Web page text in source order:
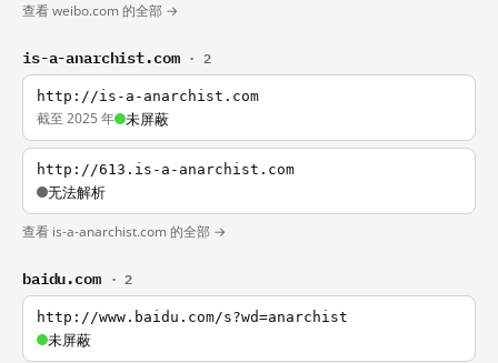
查看 weibo.com 的全部 →
is-a-anarchist.com · 2
http://is-a-anarchist.com
截至 2025 年 未屏蔽
http://613.is-a-anarchist.com
无法解析
查看 is-a-anarchist.com 的全部 →
baidu.com · 2
http://www.baidu.com/s?wd=anarchist
未屏蔽